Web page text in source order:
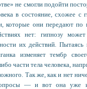
не смогли подойти
в состояние, схожее с
которые они передают по
нет: гипнозу
их действий. Пытаясь
изменяет тембр
части тела человека,
Так же, как и нет
— и вот она уже